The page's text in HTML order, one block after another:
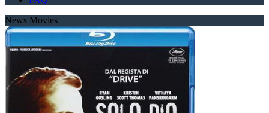
News Movies